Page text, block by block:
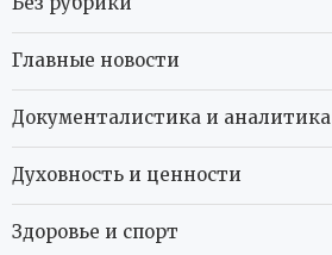
Главные новости
Документалистика и аналитика
Духовность и ценности
Здоровье и спорт